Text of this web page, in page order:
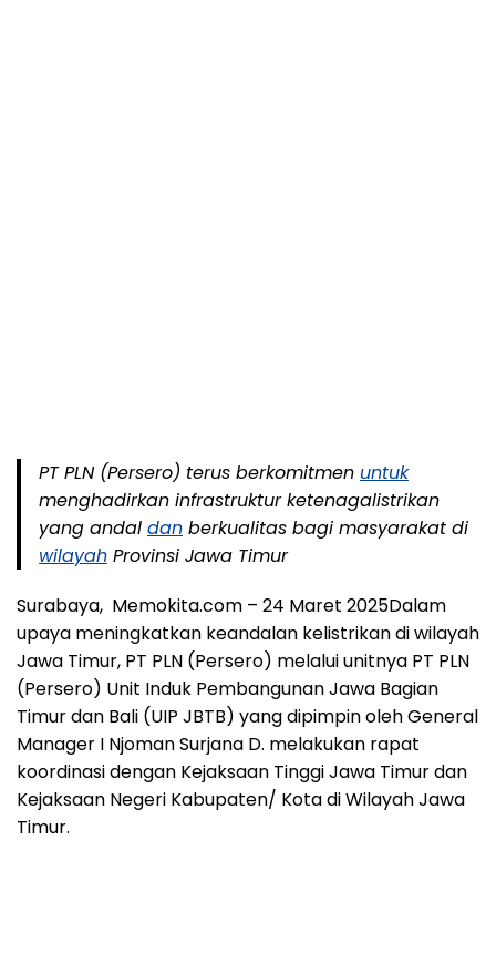
PT PLN (Persero) terus berkomitmen untuk
menghadirkan infrastruktur ketenagalistrikan
yang andal dan berkualitas bagi masyarakat di
wilayah Provinsi Jawa Timur
Surabaya, Memokita.com – 24 Maret 2025Dalam
upaya meningkatkan keandalan kelistrikan di wilayah
Jawa Timur, PT PLN (Persero) melalui unitnya PT PLN
(Persero) Unit Induk Pembangunan Jawa Bagian
Timur dan Bali (UIP JBTB) yang dipimpin oleh General
Manager I Njoman Surjana D. melakukan rapat
koordinasi dengan Kejaksaan Tinggi Jawa Timur dan
Kejaksaan Negeri Kabupaten/ Kota di Wilayah Jawa
Timur.